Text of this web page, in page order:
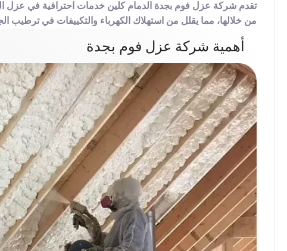
تقدم شركة عزل فوم بجدة الدمام كلين خدمات احترافية في عزل
من خلالها، مما يقلل من استهلاك الكهرباء والتكييفات في ترطيب
أهمية شركة عزل فوم بجدة